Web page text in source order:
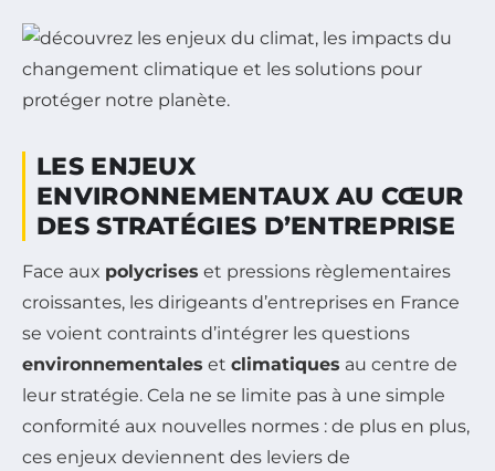
LES ENJEUX
ENVIRONNEMENTAUX AU CŒUR
DES STRATÉGIES D’ENTREPRISE
Face aux polycrises et pressions règlementaires
croissantes, les dirigeants d’entreprises en France
se voient contraints d’intégrer les questions
environnementales et climatiques au centre de
leur stratégie. Cela ne se limite pas à une simple
conformité aux nouvelles normes : de plus en plus,
ces enjeux deviennent des leviers de